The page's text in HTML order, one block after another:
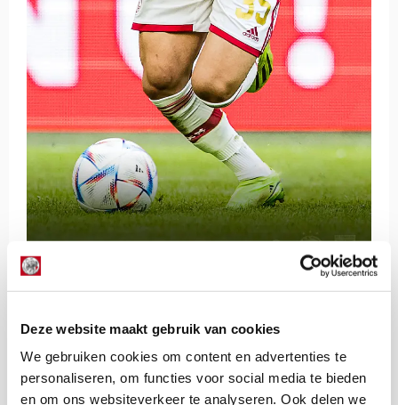
Deze website maakt gebruik van cookies
We gebruiken cookies om content en advertenties te
personaliseren, om functies voor social media te bieden
en om ons websiteverkeer te analyseren. Ook delen we
Bekijk alle berichten van De Redactie